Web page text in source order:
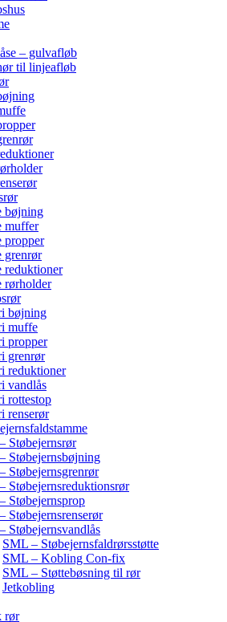
– gulvafløb
til linjeafløb
bøjning
muffer
propper
grenrør
reduktioner
rørholder
bøjning
muffe
propper
grenrør
reduktioner
vandlås
rottestop
renserør
Støbejernsrør
Støbejernsbøjning
Støbejernsgrenrør
Støbejernsreduktionsrør
Støbejernsprop
Støbejernsrenserør
Støbejernsvandlås
SML – Støbejernsfaldrørsstøtte
SML – Kobling Con-fix
SML – Støttebøsning til rør
Jetkobling
rør